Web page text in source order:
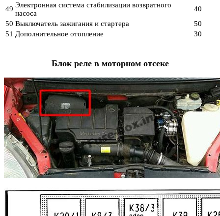
49 Электронная система стабилизации возвратного
насоса
40
50 Выключатель зажигания и стартера
50
51 Дополнительное отопление 30
Блок реле в моторном отсеке